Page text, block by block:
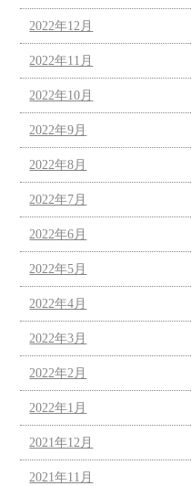
2022年12月
2022年11月
2022年10月
2022年9月
2022年8月
2022年7月
2022年6月
2022年5月
2022年4月
2022年3月
2022年2月
2022年1月
2021年12月
2021年11月